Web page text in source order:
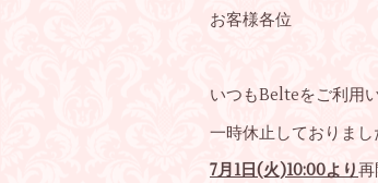
お客様各位
いつもBelteをご利用
一時休止しておりま
7月1日(火)10:00より再